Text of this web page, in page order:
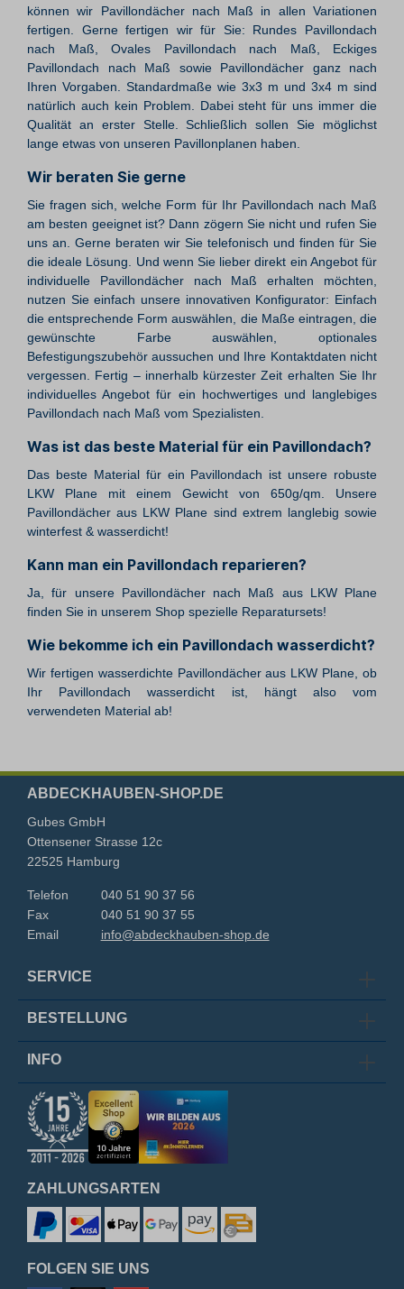
können wir Pavillondächer nach Maß in allen Variationen
fertigen. Gerne fertigen wir für Sie: Rundes Pavillondach
nach Maß, Ovales Pavillondach nach Maß, Eckiges
Pavillondach nach Maß sowie Pavillondächer ganz nach
Ihren Vorgaben. Standardmaße wie 3x3 m und 3x4 m sind
natürlich auch kein Problem. Dabei steht für uns immer die
Qualität an erster Stelle. Schließlich sollen Sie möglichst
lange etwas von unseren Pavillonplanen haben.
Wir beraten Sie gerne
Sie fragen sich, welche Form für Ihr Pavillondach nach Maß
am besten geeignet ist? Dann zögern Sie nicht und rufen Sie
uns an. Gerne beraten wir Sie telefonisch und finden für Sie
die ideale Lösung. Und wenn Sie lieber direkt ein Angebot für
individuelle Pavillondächer nach Maß erhalten möchten,
nutzen Sie einfach unsere innovativen Konfigurator: Einfach
die entsprechende Form auswählen, die Maße eintragen, die
gewünschte Farbe auswählen, optionales
Befestigungszubehör aussuchen und Ihre Kontaktdaten nicht
vergessen. Fertig – innerhalb kürzester Zeit erhalten Sie Ihr
individuelles Angebot für ein hochwertiges und langlebiges
Pavillondach nach Maß vom Spezialisten.
Was ist das beste Material für ein Pavillondach?
Das beste Material für ein Pavillondach ist unsere robuste
LKW Plane mit einem Gewicht von 650g/qm. Unsere
Pavillondächer aus LKW Plane sind extrem langlebig sowie
winterfest & wasserdicht!
Kann man ein Pavillondach reparieren?
Ja, für unsere Pavillondächer nach Maß aus LKW Plane
finden Sie in unserem Shop spezielle Reparatursets!
Wie bekomme ich ein Pavillondach wasserdicht?
Wir fertigen wasserdichte Pavillondächer aus LKW Plane, ob
Ihr Pavillondach wasserdicht ist, hängt also vom
verwendeten Material ab!
ABDECKHAUBEN-SHOP.DE
Gubes GmbH
Ottensener Strasse 12c
22525 Hamburg
Telefon
040 51 90 37 56
Fax
040 51 90 37 55
Email
info@abdeckhauben-shop.de
SERVICE
BESTELLUNG
INFO
ZAHLUNGSARTEN
FOLGEN SIE UNS